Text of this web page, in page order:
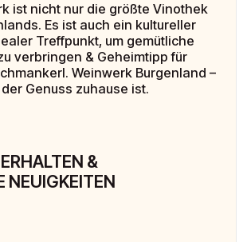
ist nicht nur die größte Vinothek
Es ist auch ein kultureller
Treffpunkt, um gemütliche
verbringen & Geheimtipp für
Weinwerk Burgenland –
Genuss zuhause ist.
&
NEUIGKEITEN